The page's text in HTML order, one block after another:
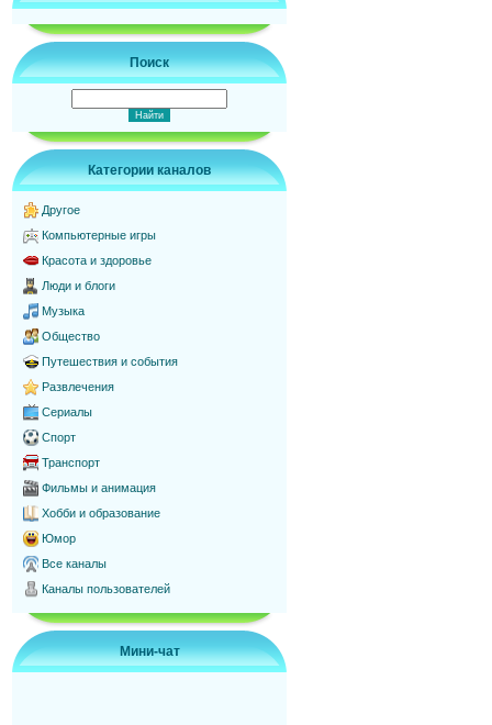
Поиск
Категории каналов
Другое
Компьютерные игры
Красота и здоровье
Люди и блоги
Музыка
Общество
Путешествия и события
Развлечения
Сериалы
Спорт
Транспорт
Фильмы и анимация
Хобби и образование
Юмор
Все каналы
Каналы пользователей
Мини-чат